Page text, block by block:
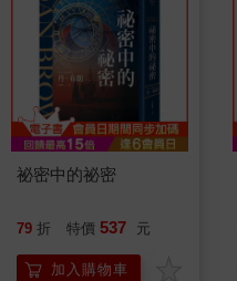
祕密中的祕密
79 折 特價 537 元
加入購物車